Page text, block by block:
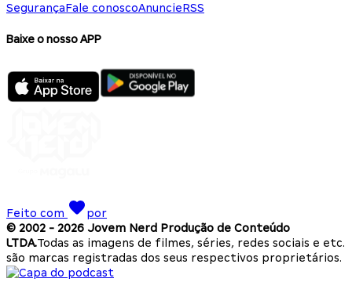
SegurançaFale conoscoAnuncieRSS
Baixe o nosso APP
Feito com
por
© 2002 - 2026 Jovem Nerd Produção de Conteúdo
LTDA.Todas as imagens de filmes, séries, redes sociais e etc.
são marcas registradas dos seus respectivos proprietários.